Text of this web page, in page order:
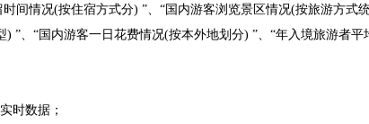
间情况(按住宿方式分) ”、“国内游客浏览景区情况(按旅游方式
”、“国内游客一日花费情况(按本外地划分) ”、“年入境旅游者
时数据；